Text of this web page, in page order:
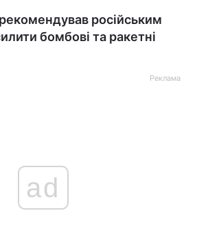
російським
бомбові та ракетні
Реклама
ad